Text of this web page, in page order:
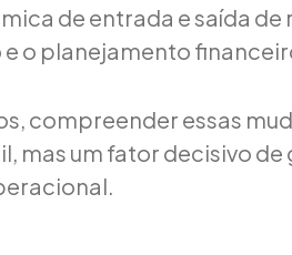
de entrada e saída
o planejamento
compreender essas
mas um fator decisivo de